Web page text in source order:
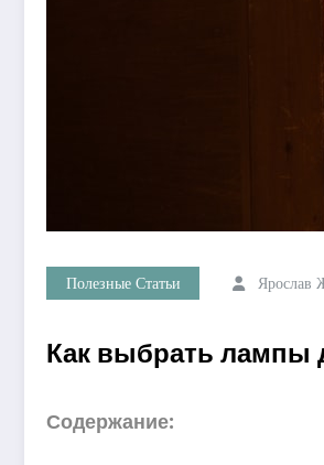
Полезные Статьи Ярослав
Как выбрать лампы
Содержание: